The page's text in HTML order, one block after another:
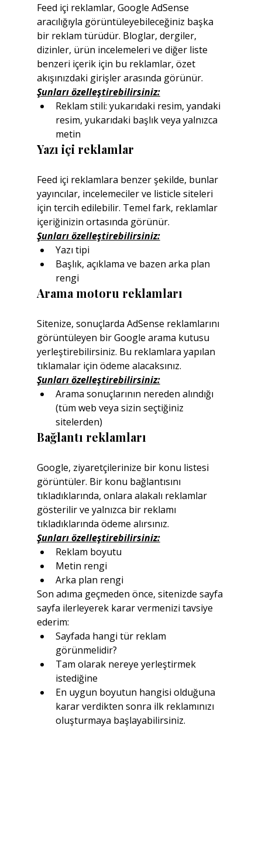
Feed içi reklamlar, Google AdSense
aracılığıyla görüntüleyebileceğiniz başka
bir reklam türüdür. Bloglar, dergiler,
dizinler, ürün incelemeleri ve diğer liste
benzeri içerik için bu reklamlar, özet
akışınızdaki girişler arasında görünür.
Şunları özelleştirebilirsiniz:
Reklam stili: yukarıdaki resim, yandaki
resim, yukarıdaki başlık veya yalnızca
metin
Yazı içi reklamlar
Feed içi reklamlara benzer şekilde, bunlar
yayıncılar, incelemeciler ve listicle siteleri
için tercih edilebilir. Temel fark, reklamlar
içeriğinizin ortasında görünür.
Şunları özelleştirebilirsiniz:
Yazı tipi
Başlık, açıklama ve bazen arka plan
rengi
Arama motoru reklamları
Sitenize, sonuçlarda AdSense reklamlarını
görüntüleyen bir Google arama kutusu
yerleştirebilirsiniz. Bu reklamlara yapılan
tıklamalar için ödeme alacaksınız.
Şunları özelleştirebilirsiniz:
Arama sonuçlarının nereden alındığı
(tüm web veya sizin seçtiğiniz
sitelerden)
Bağlantı reklamları
Google, ziyaretçilerinize bir konu listesi
görüntüler. Bir konu bağlantısını
tıkladıklarında, onlara alakalı reklamlar
gösterilir ve yalnızca bir reklamı
tıkladıklarında ödeme alırsınız.
Şunları özelleştirebilirsiniz:
Reklam boyutu
Metin rengi
Arka plan rengi
Son adıma geçmeden önce, sitenizde sayfa
sayfa ilerleyerek karar vermenizi tavsiye
ederim:
Sayfada hangi tür reklam
görünmelidir?
Tam olarak nereye yerleştirmek
istediğine
En uygun boyutun hangisi olduğuna
karar verdikten sonra ilk reklamınızı
oluşturmaya başlayabilirsiniz.